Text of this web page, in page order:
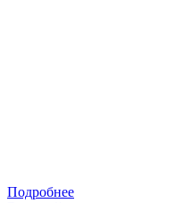
Подробнее